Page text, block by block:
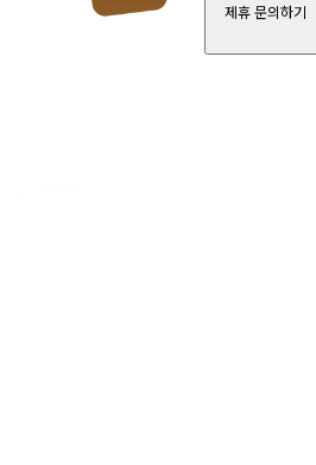
제휴 문의하기